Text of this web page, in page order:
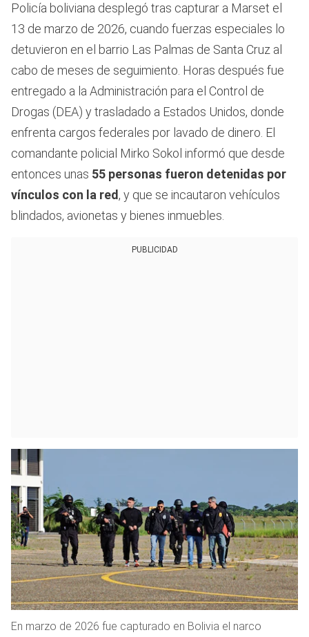
Policía boliviana desplegó tras capturar a Marset el
13 de marzo de 2026, cuando fuerzas especiales lo
detuvieron en el barrio Las Palmas de Santa Cruz al
cabo de meses de seguimiento. Horas después fue
entregado a la Administración para el Control de
Drogas (DEA) y trasladado a Estados Unidos, donde
enfrenta cargos federales por lavado de dinero. El
comandante policial Mirko Sokol informó que desde
entonces unas 55 personas fueron detenidas por
vínculos con la red, y que se incautaron vehículos
blindados, avionetas y bienes inmuebles.
PUBLICIDAD
En marzo de 2026 fue capturado en Bolivia el narco